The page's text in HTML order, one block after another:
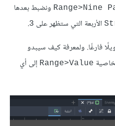
Range>Nine ونضبط بعدها
الأربعة التي ستظهر على 3
.
فارغًا. ولمعرفة كيف سيبدو
Range>Value إلى أي